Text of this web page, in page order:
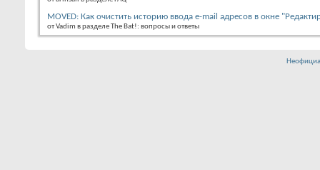
MOVED: Как очистить историю ввода e-mail адресов в окне
от Vadim в разделе The Bat!: вопросы и ответы